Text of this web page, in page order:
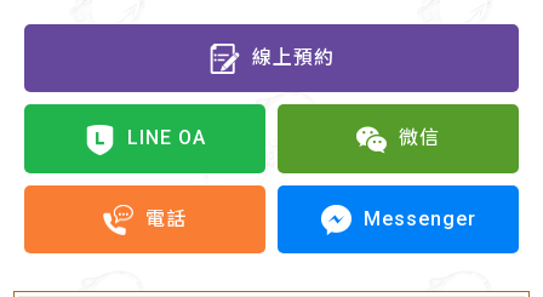
線上預約
LINE OA 微信
電話 Messenger